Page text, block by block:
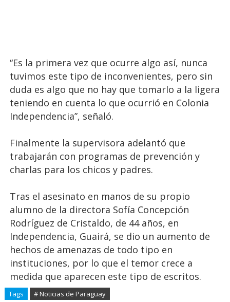
“Es la primera vez que ocurre algo así, nunca
tuvimos este tipo de inconvenientes, pero sin
duda es algo que no hay que tomarlo a la ligera
teniendo en cuenta lo que ocurrió en Colonia
Independencia”, señaló.
Finalmente la supervisora adelantó que
trabajarán con programas de prevención y
charlas para los chicos y padres.
Tras el asesinato en manos de su propio
alumno de la directora Sofía Concepción
Rodríguez de Cristaldo, de 44 años, en
Independencia, Guairá, se dio un aumento de
hechos de amenazas de todo tipo en
instituciones, por lo que el temor crece a
medida que aparecen este tipo de escritos.
Tags # Noticias de Paraguay